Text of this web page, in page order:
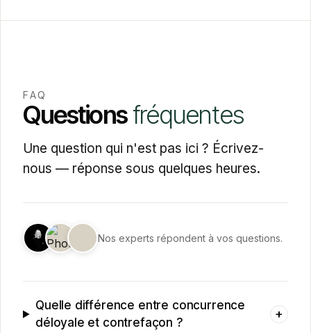
FAQ
Questionsfréquentes
Une question qui n'est pas ici ? Écrivez-
nous — réponse sous quelques heures.
Nos experts répondent à vos questions.
Quelle différence entre concurrence
déloyale et contrefaçon ?
+